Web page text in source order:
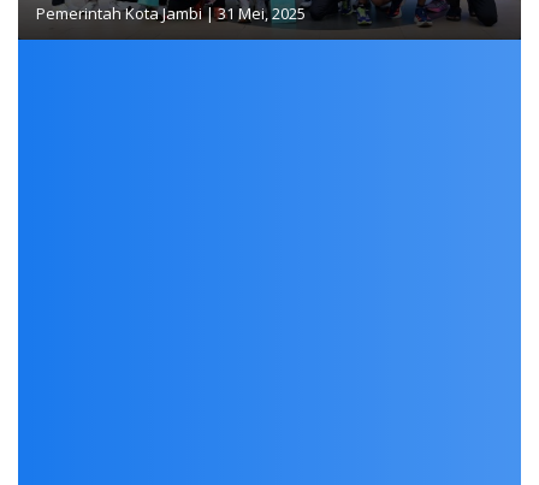
Pemerintah Kota Jambi |31 Mei, 2025